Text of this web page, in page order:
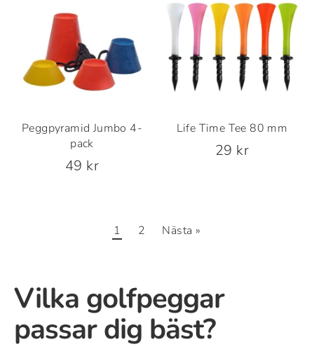
Peggpyramid Jumbo 4-
pack
49 kr
Life Time Tee 80 mm
29 kr
1 2 Nästa »
Vilka golfpeggar
passar dig bäst?